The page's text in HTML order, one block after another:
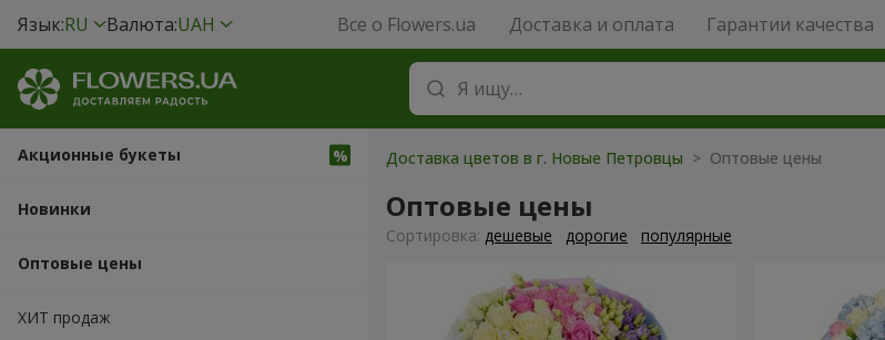
Язык:RU Валюта:UAH Все о Flowers.ua Доставка и оплата Гарантии качества
Акционные букеты
Новинки
Оптовые цены
ХИТ продаж
Доставка цветов в г. Новые Петровцы > Оптовые цены
Оптовые цены
Cортировка: дешевые дорогие популярные